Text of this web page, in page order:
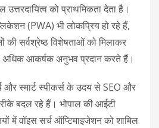
को प्राथमिकता देता है।
(PWA) भी लोकप्रिय हो रहे हैं,
की सर्वश्रेष्ठ विशेषताओं को मिलाकर
आकर्षक अनुभव प्रदान करते हैं।
और स्मार्ट स्पीकर्स के उदय से SEO और
बदल रहे हैं। भोपाल की आईटी
में वॉइस सर्च ऑप्टिमाइजेशन को शामिल